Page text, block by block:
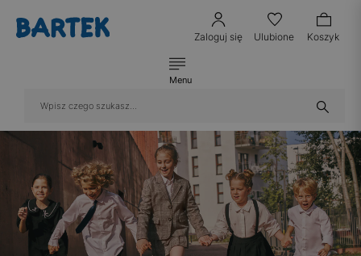
Zaloguj się Ulubione Koszyk
Menu